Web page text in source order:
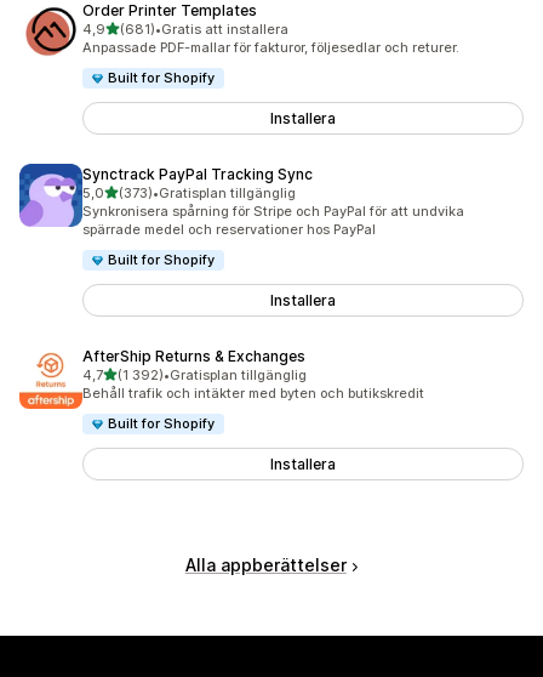
Order Printer Templates
4,9av 5 stjärnor
(681)
681 recensioner totalt
•Gratis att installera
Anpassade PDF-mallar för fakturor, följesedlar och returer.
Built for Shopify
Installera
Synctrack PayPal Tracking Sync
5,0av 5 stjärnor
(373)
373 recensioner totalt
•Gratisplan tillgänglig
Synkronisera spårning för Stripe och PayPal för att undvika
spärrade medel och reservationer hos PayPal
Built for Shopify
Installera
AfterShip Returns & Exchanges
4,7av 5 stjärnor
(1 392)
1392 recensioner totalt
•Gratisplan tillgänglig
Behåll trafik och intäkter med byten och butikskredit
Built for Shopify
Installera
Alla appberättelser